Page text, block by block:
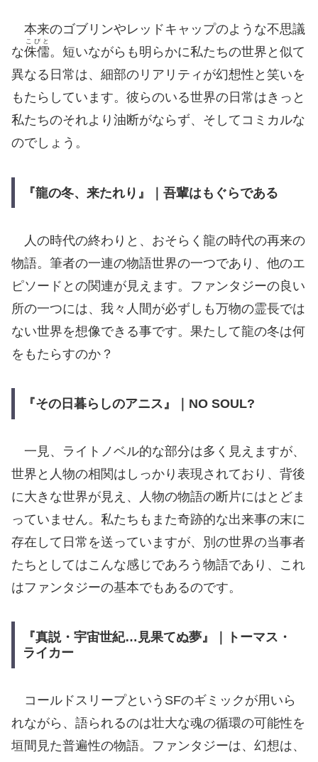
本来のゴブリンやレッドキャップのような不思議
な侏儒
こびと
。短いながらも明らかに私たちの世界と似て
異なる日常は、細部のリアリティが幻想性と笑いを
もたらしています。彼らのいる世界の日常はきっと
私たちのそれより油断がならず、そしてコミカルな
のでしょう。
『龍の冬、来たれり』｜吾輩はもぐらである
人の時代の終わりと、おそらく龍の時代の再来の
物語。筆者の一連の物語世界の一つであり、他のエ
ピソードとの関連が見えます。ファンタジーの良い
所の一つには、我々人間が必ずしも万物の霊長では
ない世界を想像できる事です。果たして龍の冬は何
をもたらすのか？
『その日暮らしのアニス』｜NO SOUL?
一見、ライトノベル的な部分は多く見えますが、
世界と人物の相関はしっかり表現されており、背後
に大きな世界が見え、人物の物語の断片にはとどま
っていません。私たちもまた奇跡的な出来事の末に
存在して日常を送っていますが、別の世界の当事者
たちとしてはこんな感じであろう物語であり、これ
はファンタジーの基本でもあるのです。
『真説・宇宙世紀…見果てぬ夢』｜トーマス・
ライカー
コールドスリープというSFのギミックが用いら
れながら、語られるのは壮大な魂の循環の可能性を
垣間見た普遍性の物語。ファンタジーは、幻想は、